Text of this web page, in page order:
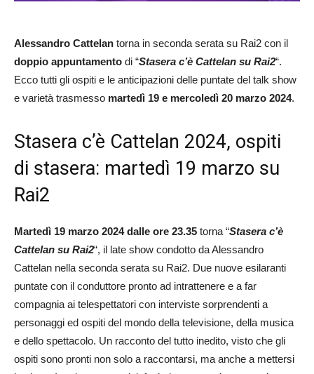
Alessandro Cattelan torna in seconda serata su Rai2 con il
doppio appuntamento di “Stasera c’è Cattelan su Rai2“.
Ecco tutti gli ospiti e le anticipazioni delle puntate del talk show
e varietà trasmesso martedì 19 e mercoledì 20 marzo 2024.
Stasera c’è Cattelan 2024, ospiti
di stasera: martedì 19 marzo su
Rai2
Martedì 19 marzo 2024 dalle ore 23.35 torna “Stasera c’è
Cattelan su Rai2“, il late show condotto da Alessandro
Cattelan nella seconda serata su Rai2. Due nuove esilaranti
puntate con il conduttore pronto ad intrattenere e a far
compagnia ai telespettatori con interviste sorprendenti a
personaggi ed ospiti del mondo della televisione, della musica
e dello spettacolo. Un racconto del tutto inedito, visto che gli
ospiti sono pronti non solo a raccontarsi, ma anche a mettersi